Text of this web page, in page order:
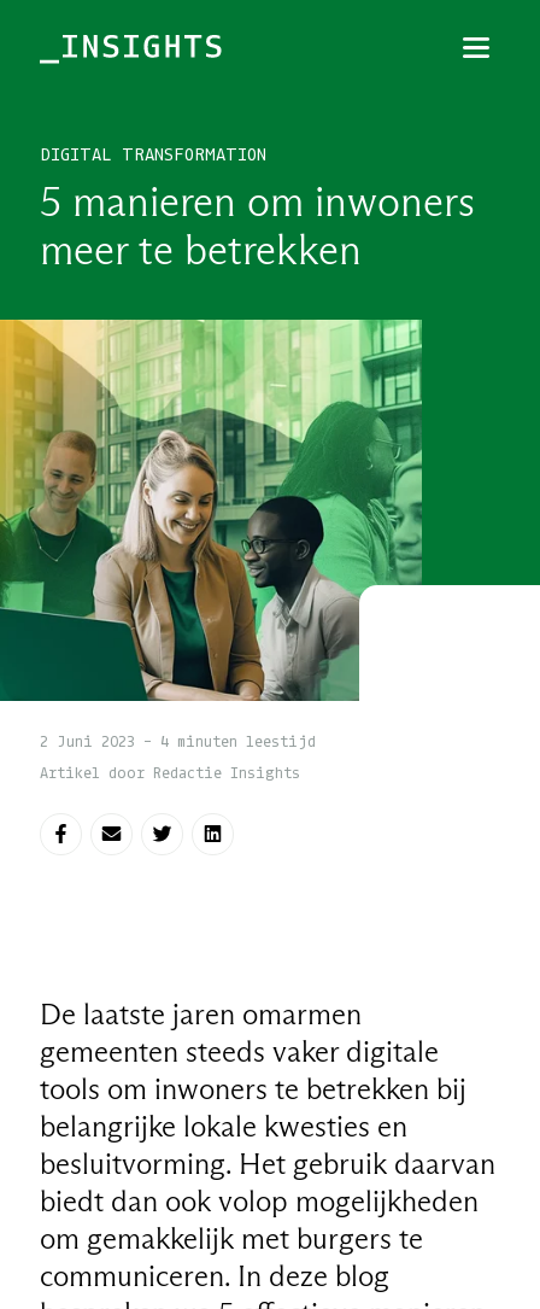
DIGITAL TRANSFORMATION
5 manieren om inwoners
meer te betrekken
2 Juni 2023 - 4 minuten leestijd
Artikel door Redactie Insights
De laatste jaren omarmen
gemeenten steeds vaker digitale
tools om inwoners te betrekken bij
belangrijke lokale kwesties en
besluitvorming. Het gebruik daarvan
biedt dan ook volop mogelijkheden
om gemakkelijk met burgers te
communiceren. In deze blog
TOPICS
PODCAST
NIEUWSBRIEF